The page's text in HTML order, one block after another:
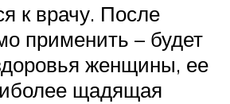
к врачу. После
применить – будет
женщины, ее
щадящая